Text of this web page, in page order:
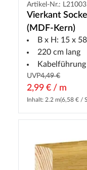
Artikel-Nr.:
Vierkant
(MDF-Kern)
B x H: 15 x
220 cm lang
UVP4,49 €
2,99 € / m
Inhalt: 2.2 m(6,58 € /